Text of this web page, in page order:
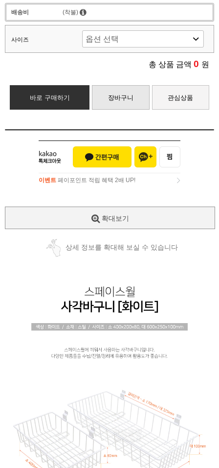
배송비 (착불)
사이즈
총 상품 금액 0 원
바로 구매하기 장바구니 관심상품
이벤트 페이포인트 적립 혜택 2배 UP!
확대보기
상세 정보를 확대해 보실 수 있습니다